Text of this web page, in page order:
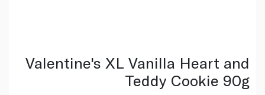
Valentine's XL Vanilla Heart and
Teddy Cookie 90g